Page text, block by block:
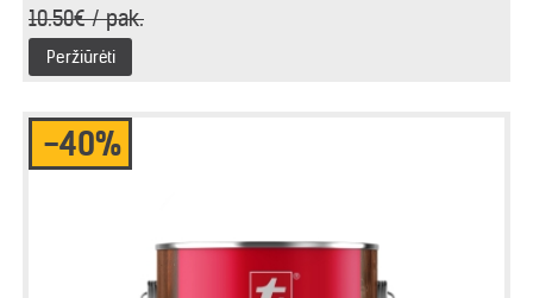
10.50€ / pak.
Peržiūrėti
-40%